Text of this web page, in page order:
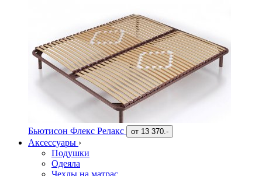
Бьютисон Флекс Релакс от 13 370.-
Аксессуары ›
Подушки
Одеяла